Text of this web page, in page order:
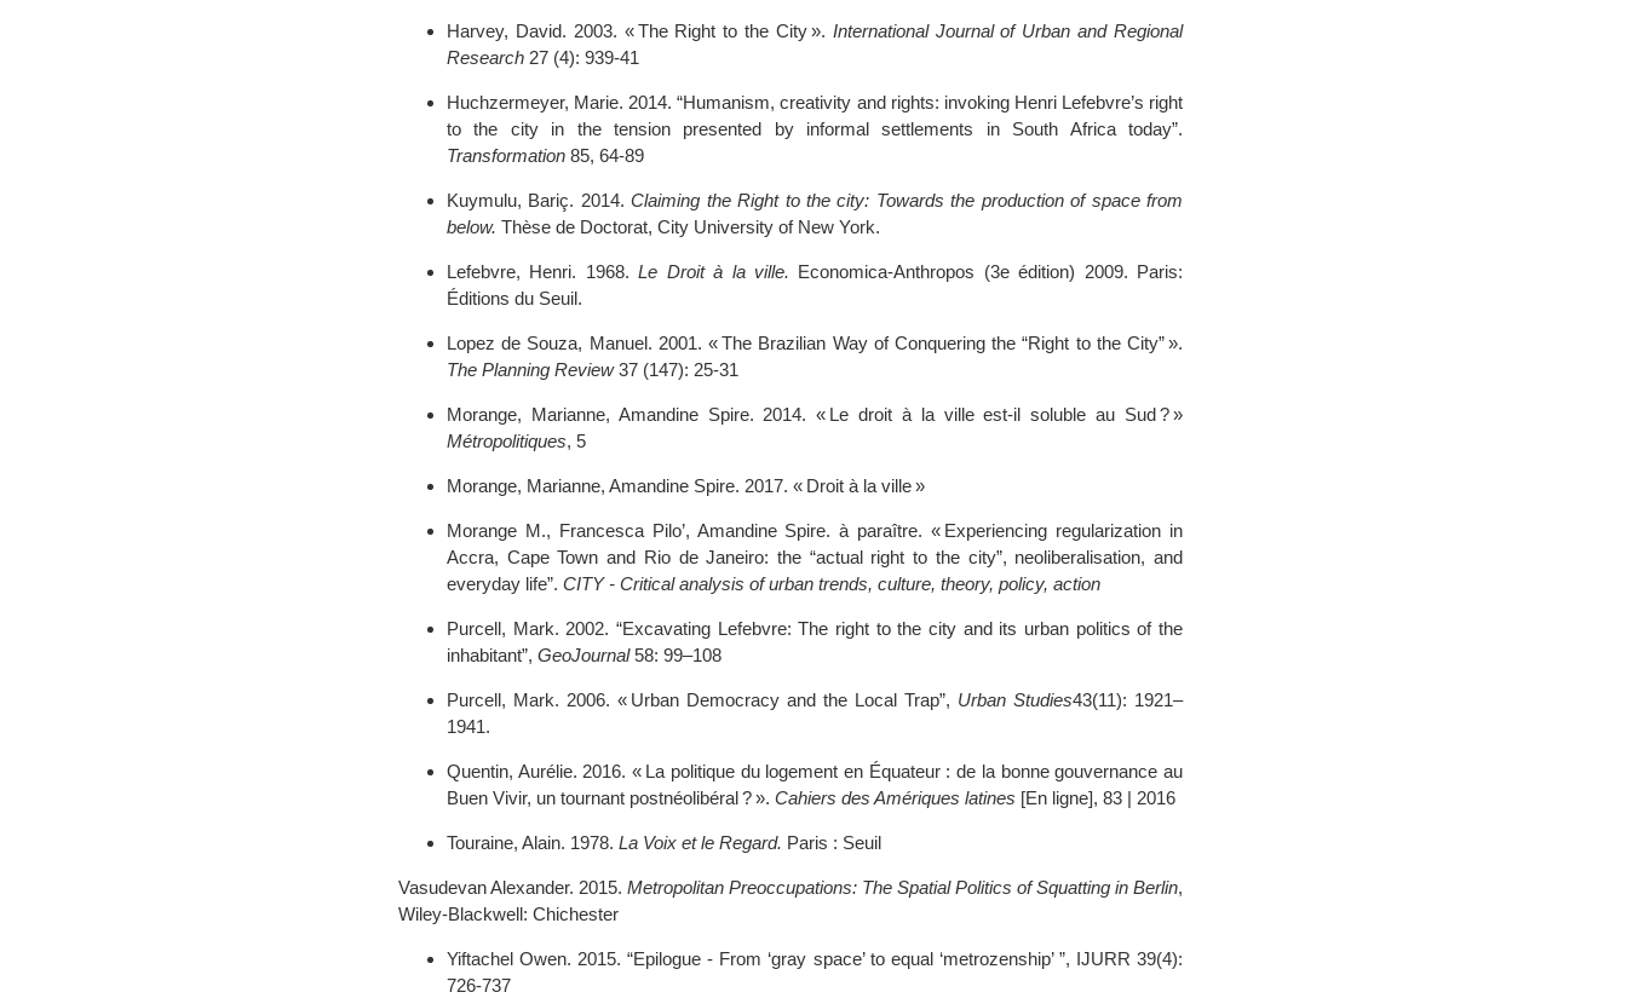
Harvey, David. 2003. « The Right to the City ». International Journal of Urban and Regional
Research 27 (4): 939‑41
Huchzermeyer, Marie. 2014. “Humanism, creativity and rights: invoking Henri Lefebvre’s right
to the city in the tension presented by informal settlements in South Africa today”.
Transformation 85, 64-89
Kuymulu, Bariç. 2014.Claiming the Right to the city: Towards the production of space from
below. Thèse de Doctorat, City University of New York.
Lefebvre, Henri. 1968.Le Droit à la ville. Economica-Anthropos (3e édition) 2009. Paris:
Éditions du Seuil.
Lopez de Souza, Manuel. 2001. « The Brazilian Way of Conquering the “Right to the City” ».
The Planning Review37 (147): 25‑31
Morange, Marianne, Amandine Spire. 2014. « Le droit à la ville est-il soluble au Sud ? »
Métropolitiques, 5
Morange, Marianne, Amandine Spire. 2017. « Droit à la ville »
Morange M., Francesca Pilo’, Amandine Spire. à paraître. « Experiencing regularization in
Accra, Cape Town and Rio de Janeiro: the “actual right to the city”, neoliberalisation, and
everyday life”. CITY - Critical analysis of urban trends, culture, theory, policy, action
Purcell, Mark. 2002. “Excavating Lefebvre: The right to the city and its urban politics of the
inhabitant”, GeoJournal58: 99–108
Purcell, Mark. 2006. « Urban Democracy and the Local Trap”, Urban Studies43(11): 1921–
1941.
Quentin, Aurélie. 2016. « La politique du logement en Équateur : de la bonne gouvernance au
Buen Vivir, un tournant postnéolibéral ? ». Cahiers des Amériques latines [En ligne], 83 | 2016
Touraine, Alain. 1978. La Voix et le Regard. Paris : Seuil
Vasudevan Alexander. 2015. Metropolitan Preoccupations: The Spatial Politics of Squatting in Berlin,
Wiley-Blackwell: Chichester
Yiftachel Owen. 2015. “Epilogue - From ‘gray space’ to equal ‘metrozenship’ ”, IJURR 39(4):
726-737